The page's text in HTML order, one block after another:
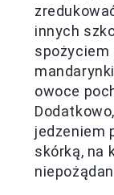
innych
spożyciem
owoce
jedzeniem
skórką, na